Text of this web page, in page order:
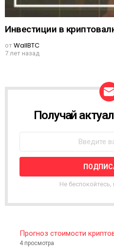
Инвестиции в
отWallBTC
7 лет назад
W
L
T
R
Получай
Не
Прогноз стоимости
4 просмотра